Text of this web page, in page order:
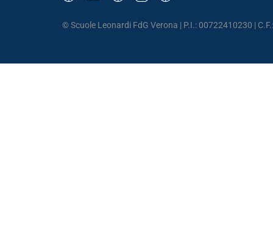
© Scuole Leonardi FdG Verona | P.I.: 00722410230 |